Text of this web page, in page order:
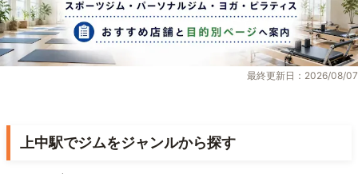
最終更新日：2026/08/07
上中駅でジムをジャンルから探す